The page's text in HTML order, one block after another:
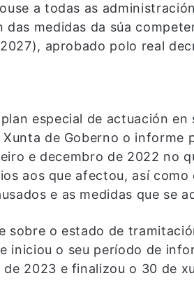
a todas as
das medidas da súa
aprobado polo real
especial de actuación
Xunta de Goberno o informe
e decembro de 2022 no
aos que afectou, así como
e as medidas que se
sobre o estado de
iniciou o seu período de
de 2023 e finalizou o 30 de